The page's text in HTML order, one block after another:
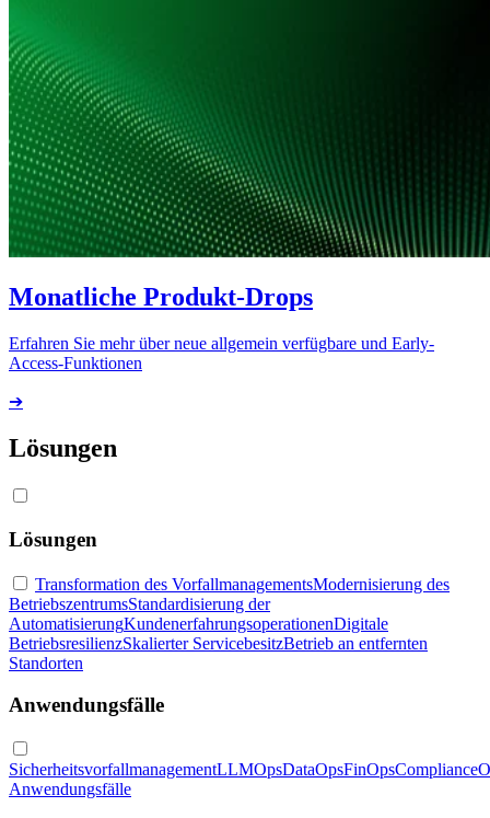
Monatliche Produkt-Drops
Erfahren Sie mehr über neue allgemein verfügbare und Early-
Access-Funktionen
➔
Lösungen
Lösungen
Transformation des VorfallmanagementsModernisierung des
BetriebszentrumsStandardisierung der
AutomatisierungKundenerfahrungsoperationenDigitale
BetriebsresilienzSkalierter ServicebesitzBetrieb an entfernten
Standorten
Anwendungsfälle
SicherheitsvorfallmanagementLLMOpsDataOpsFinOps
Anwendungsfälle